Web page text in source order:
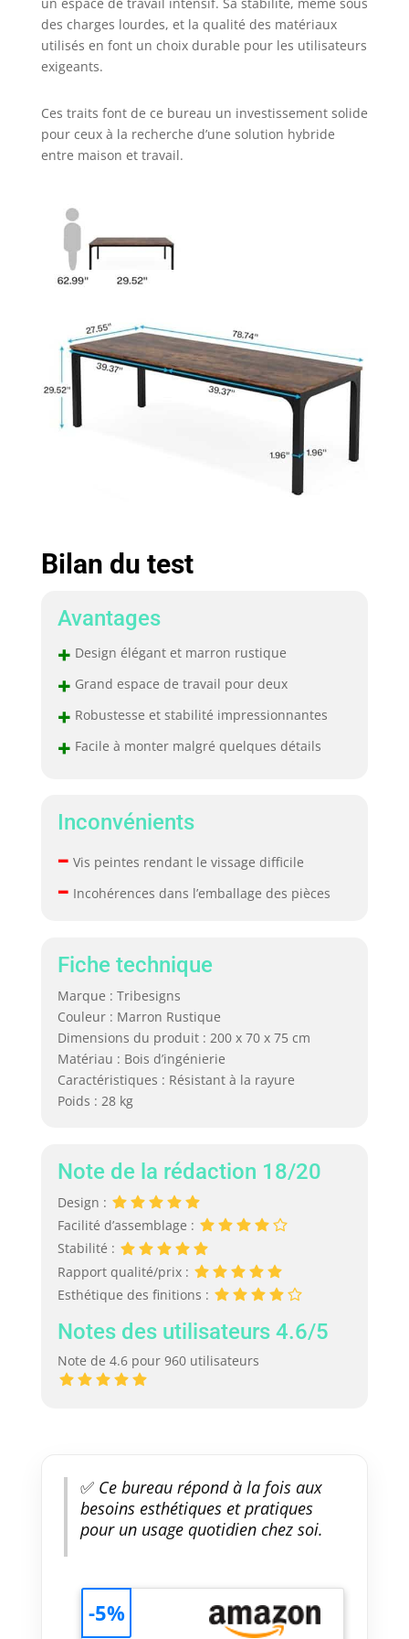
ressources avec
votre colocataire ou
votre famille. Il peut
bureau de travail ou
d'un bureau de jeu.
【Style industriel】
l'absence
d'oscillation et les
rayures sur le sol.
【Assemblage
rapide et nettoyage
facile】Les outils et
les instructions
nécessaires sont
sales sur la surface
un espace de travail intensif. Sa stabilité, même sous
des charges lourdes, et la qualité des matériaux
utilisés en font un choix durable pour les utilisateurs
exigeants.
Ces traits font de ce bureau un investissement solide
pour ceux à la recherche d’une solution hybride
entre maison et travail.
Bilan du test
Avantages
+ Design élégant et marron rustique
+ Grand espace de travail pour deux
+ Robustesse et stabilité impressionnantes
+ Facile à monter malgré quelques détails
Inconvénients
– Vis peintes rendant le vissage difficile
– Incohérences dans l’emballage des pièces
Fiche technique
Marque : Tribesigns
Couleur : Marron Rustique
Dimensions du produit : 200 x 70 x 75 cm
Matériau : Bois d’ingénierie
Caractéristiques : Résistant à la rayure
Poids : 28 kg
Note de la rédaction 18/20
Design :
Facilité d’assemblage :
Stabilité :
Rapport qualité/prix :
Esthétique des finitions :
Notes des utilisateurs 4.6/5
Note de 4.6 pour 960 utilisateurs
✅Ce bureau répond à la fois aux
besoins esthétiques et pratiques
pour un usage quotidien chez soi.
-5%